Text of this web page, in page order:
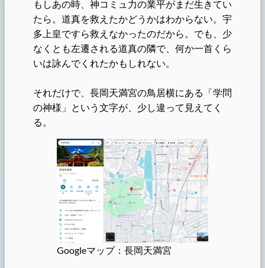
もしあの時、神コミュ力の業平がまだ生きてい
たら。道真を救えたかどうかはわからない。宇
多上皇ですら救えなかったのだから。でも、少
なくとも左遷される道真の隣で、何か一首くら
いは詠んでくれたかもしれない。
それだけで、長岡天満宮の鳥居横にある「学問
の神様」という文字が、少し違って見えてく
る。
Googleマップ：長岡天満宮